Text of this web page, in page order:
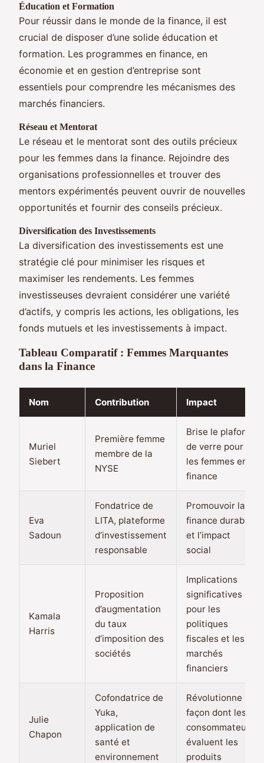
Éducation et Formation
Pour réussir dans le monde de la finance, il est
crucial de disposer d’une solide éducation et
formation. Les programmes en finance, en
économie et en gestion d’entreprise sont
essentiels pour comprendre les mécanismes des
marchés financiers.
Réseau et Mentorat
Le réseau et le mentorat sont des outils précieux
pour les femmes dans la finance. Rejoindre des
organisations professionnelles et trouver des
mentors expérimentés peuvent ouvrir de nouvelles
opportunités et fournir des conseils précieux.
Diversification des Investissements
La diversification des investissements est une
stratégie clé pour minimiser les risques et
maximiser les rendements. Les femmes
investisseuses devraient considérer une variété
d’actifs, y compris les actions, les obligations, les
fonds mutuels et les investissements à impact.
Tableau Comparatif : Femmes Marquantes
dans la Finance
Nom Contribution Impact
Muriel
Siebert
Première femme
membre de la
NYSE
Brise le plafond
de verre pour
les femmes en
finance
Eva
Sadoun
Fondatrice de
LITA, plateforme
d’investissement
responsable
Promouvoir la
finance durable
et l’impact
social
Kamala
Harris
Proposition
d’augmentation
du taux
d’imposition des
sociétés
Implications
significatives
pour les
politiques
fiscales et les
marchés
financiers
Julie
Chapon
Cofondatrice de
Yuka,
application de
santé et
environnement
Révolutionne la
façon dont les
consommateurs
évaluent les
produits